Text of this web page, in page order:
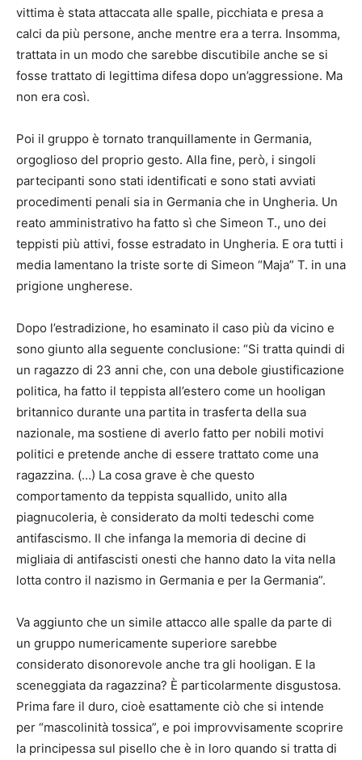
vittima è stata attaccata alle spalle, picchiata e presa a
calci da più persone, anche mentre era a terra. Insomma,
trattata in un modo che sarebbe discutibile anche se si
fosse trattato di legittima difesa dopo un’aggressione. Ma
non era così.
Poi il gruppo è tornato tranquillamente in Germania,
orgoglioso del proprio gesto. Alla fine, però, i singoli
partecipanti sono stati identificati e sono stati avviati
procedimenti penali sia in Germania che in Ungheria. Un
reato amministrativo ha fatto sì che Simeon T., uno dei
teppisti più attivi, fosse estradato in Ungheria. E ora tutti i
media lamentano la triste sorte di Simeon “Maja” T. in una
prigione ungherese.
Dopo l’estradizione, ho esaminato il caso più da vicino e
sono giunto alla seguente conclusione: “Si tratta quindi di
un ragazzo di 23 anni che, con una debole giustificazione
politica, ha fatto il teppista all’estero come un hooligan
britannico durante una partita in trasferta della sua
nazionale, ma sostiene di averlo fatto per nobili motivi
politici e pretende anche di essere trattato come una
ragazzina. (…) La cosa grave è che questo
comportamento da teppista squallido, unito alla
piagnucoleria, è considerato da molti tedeschi come
antifascismo. Il che infanga la memoria di decine di
migliaia di antifascisti onesti che hanno dato la vita nella
lotta contro il nazismo in Germania e per la Germania”.
Va aggiunto che un simile attacco alle spalle da parte di
un gruppo numericamente superiore sarebbe
considerato disonorevole anche tra gli hooligan. E la
sceneggiata da ragazzina? È particolarmente disgustosa.
Prima fare il duro, cioè esattamente ciò che si intende
per “mascolinità tossica”, e poi improvvisamente scoprire
la principessa sul pisello che è in loro quando si tratta di